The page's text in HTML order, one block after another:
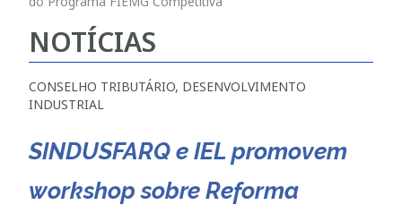
NOTÍCIAS
CONSELHO TRIBUTÁRIO, DESENVOLVIMENTO
INDUSTRIAL
SINDUSFARQ e IEL promovem
workshop sobre Reforma